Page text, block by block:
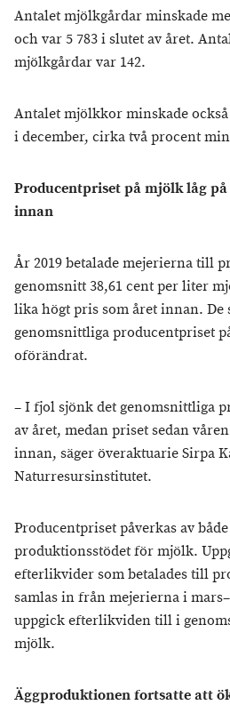
Antalet mjölkgårdar minskade
och var 5 783 i slutet av året.
mjölkgårdar var 142.
Antalet mjölkkor minskade
i december, cirka två procent
Producentpriset på mjölk låg
innan
År 2019 betalade mejerierna till
genomsnitt 38,61 cent per liter
lika högt pris som året innan. De
genomsnittliga producentpriset
oförändrat.
– I fjol sjönk det genomsnittliga
av året, medan priset sedan
innan, säger överaktuarie Sirpa
Naturresursinstitutet.
Producentpriset påverkas av
produktionsstödet för mjölk.
efterlikvider som betalades till
samlas in från mejerierna i
uppgick efterlikviden till i
mjölk.
Äggproduktionen fortsatte att